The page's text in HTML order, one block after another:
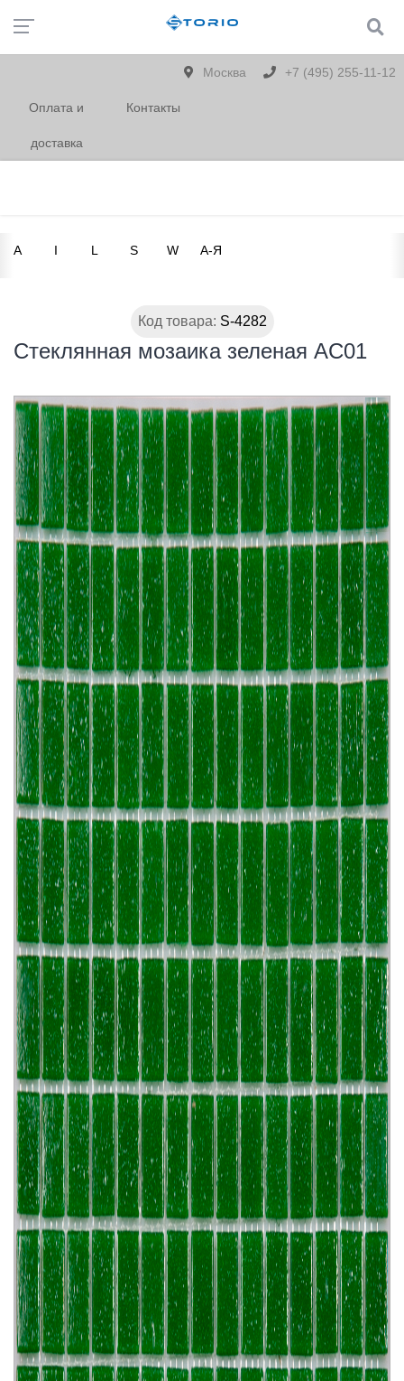
Москва +7 (495) 255-11-12
Оплата и
доставка
Контакты
A I L S W А-Я
Код товара: S-4282
Стеклянная мозаика зеленая AC01